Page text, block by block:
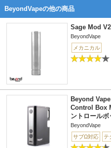
BeyondVapeの他の商品
Sage Mod
BeyondVape
メカニカル
Beyond
Control Box
ントロール
BeyondVape
サブΩ対応
テ